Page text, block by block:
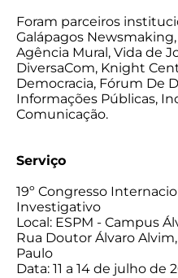
Foram parceiros
Galápagos
Agência Mural, Vida de
DiversaCom, Knight
Democracia, Fórum De
Informações Públicas,
Comunicação.
Serviço
19º Congresso
Investigativo
Local: ESPM - Campus
Rua Doutor Álvaro Alvim,
Paulo
Data: 11 a 14 de julho de